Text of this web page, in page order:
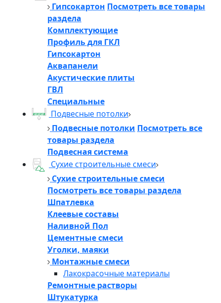
Гипсокартон Посмотреть все товары
раздела
Комплектующие
Профиль для ГКЛ
Гипсокартон
Аквапанели
Акустические плиты
ГВЛ
Специальные
Подвесные потолки
Подвесные потолки Посмотреть все
товары раздела
Подвесная система
Сухие строительные смеси
Сухие строительные смеси
Посмотреть все товары раздела
Шпатлевка
Клеевые составы
Наливной Пол
Цементные смеси
Уголки, маяки
Монтажные смеси
Лакокрасочные материалы
Ремонтные растворы
Штукатурка